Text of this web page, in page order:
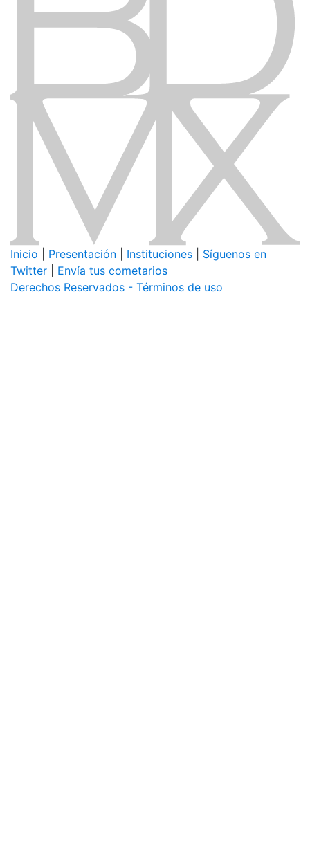
Inicio Presentación Instituciones
Síguenos en
Twitter
Envía tus cometarios
Derechos Reservados - Términos de uso